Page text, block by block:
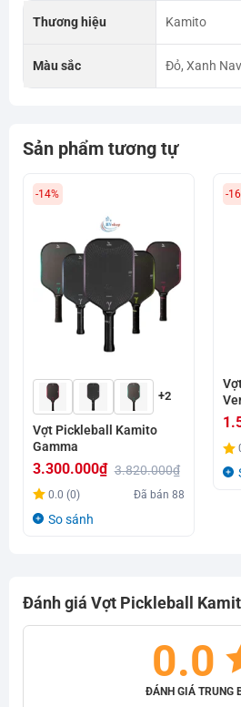
Thương hiệu Kamito
Màu sắc Đỏ, Xanh
Sản phẩm tương tự
-14%
+2
Vợt Pickleball Kamito
Gamma
3.820.000₫
Giá
gốc
3.300.000₫
Giá
hiện
0.0 (0) Đã bán88
So sánh
-
Đánh giá Vợt Pickleball
0.0
ĐÁNH GIÁ TRUNG